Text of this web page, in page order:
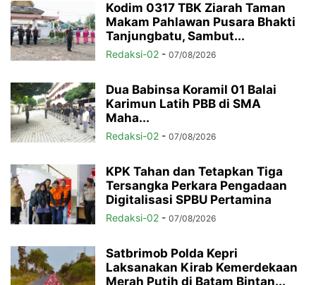
Kodim 0317 TBK Ziarah Taman
Makam Pahlawan Pusara Bhakti
Tanjungbatu, Sambut...
Redaksi-02 - 07/08/2026
Dua Babinsa Koramil 01 Balai
Karimun Latih PBB di SMA
Maha...
Redaksi-02 - 07/08/2026
KPK Tahan dan Tetapkan Tiga
Tersangka Perkara Pengadaan
Digitalisasi SPBU Pertamina
Redaksi-02 - 07/08/2026
Satbrimob Polda Kepri
Laksanakan Kirab Kemerdekaan
Merah Putih di Batam Bintan...